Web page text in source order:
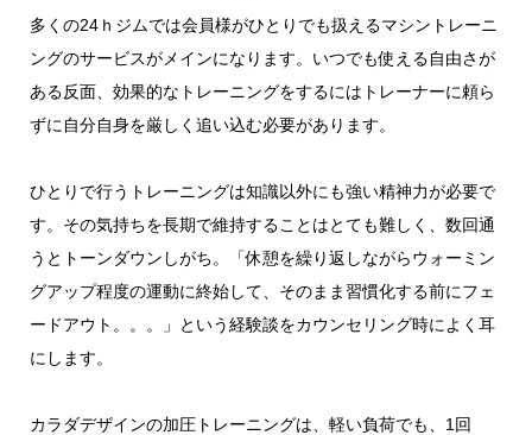
多くの24ｈジムでは会員様がひとりでも扱えるマシントレーニ
ングのサービスがメインになります。いつでも使える自由さが
ある反面、効果的なトレーニングをするにはトレーナーに頼ら
ずに自分自身を厳しく追い込む必要があります。
ひとりで行うトレーニングは知識以外にも強い精神力が必要で
す。その気持ちを長期で維持することはとても難しく、数回通
うとトーンダウンしがち。「休憩を繰り返しながらウォーミン
グアップ程度の運動に終始して、そのまま習慣化する前にフェ
ードアウト。。。」という経験談をカウンセリング時によく耳
にします。
カラダデザインの加圧トレーニングは、軽い負荷でも、1回